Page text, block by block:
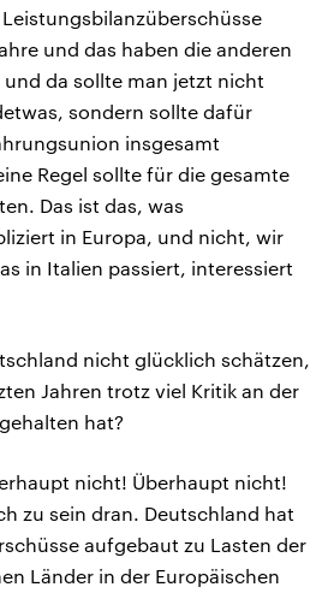
und das haben die anderen
da sollte man jetzt nicht
sondern sollte dafür
insgesamt
Regel sollte für die gesamte
Das ist das, was
in Europa, und nicht, wir
in Italien passiert, interessiert
nicht glücklich schätzen,
Jahren trotz viel Kritik an der
hat?
nicht! Überhaupt nicht!
zu sein dran. Deutschland hat
aufgebaut zu Lasten der
Länder in der Europäischen